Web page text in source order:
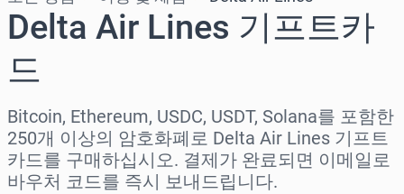
Delta Air Lines 기프트카
드
Bitcoin, Ethereum, USDC, USDT, Solana를 포함한
250개 이상의 암호화폐로 Delta Air Lines 기프트
카드를 구매하십시오. 결제가 완료되면 이메일로
바우처 코드를 즉시 보내드립니다.